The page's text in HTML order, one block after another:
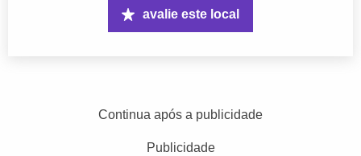
avalie este local
Continua após a publicidade
Publicidade